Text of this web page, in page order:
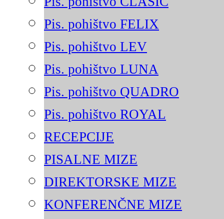
Pis. pohištvo FELIX
Pis. pohištvo LEV
Pis. pohištvo LUNA
Pis. pohištvo QUADRO
Pis. pohištvo ROYAL
RECEPCIJE
PISALNE MIZE
DIREKTORSKE MIZE
KONFERENČNE MIZE